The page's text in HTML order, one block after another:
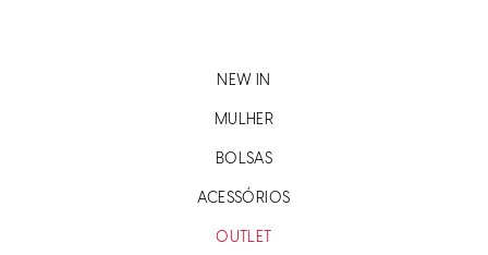
NEW IN
MULHER
BOLSAS
ACESSÓRIOS
OUTLET